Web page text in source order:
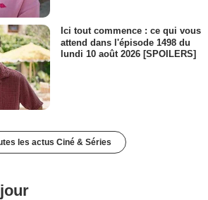
Ici tout commence : ce qui vous
attend dans l'épisode 1498 du
lundi 10 août 2026 [SPOILERS]
les actus Ciné & Séries